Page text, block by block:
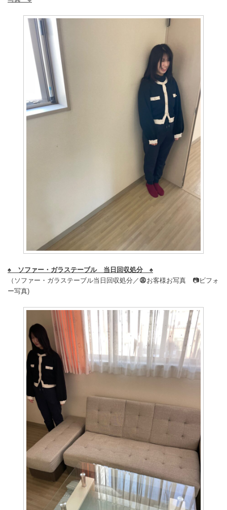
♠️ ソファー・ガラステーブル 当日回収処分 ♠️
（ソファー・ガラステーブル当日回収処分／ 😩お客様お写真 📷ビフォ
ー写真)